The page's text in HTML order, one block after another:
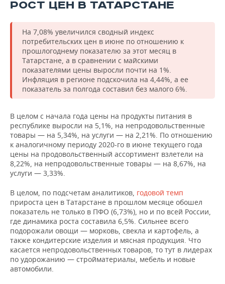
РОСТ ЦЕН В ТАТАРСТАНЕ
На 7,08% увеличился сводный индекс
потребительских цен в июне по отношению к
прошлогоднему показателю за этот месяц в
Татарстане, а в сравнении с майскими
показателями цены выросли почти на 1%.
Инфляция в регионе подскочила на 4,44%, а ее
показатель за полгода составил без малого 6%.
В целом с начала года цены на продукты питания в
республике выросли на 5,1%, на непродовольственные
товары — на 5,34%, на услуги — на 2,21%. По отношению
к аналогичному периоду 2020-го в июне текущего года
цены на продовольственный ассортимент взлетели на
8,22%, на непродовольственные товары — на 8,67%, на
услуги — 3,33%.
В целом, по подсчетам аналитиков, годовой темп
прироста цен в Татарстане в прошлом месяце обошел
показатель не только в ПФО (6,73%), но и по всей России,
где динамика роста составила 6,5%. Сильнее всего
подорожали овощи — морковь, свекла и картофель, а
также кондитерские изделия и мясная продукция. Что
касается непродовольственных товаров, то тут в лидерах
по удорожанию — стройматериалы, мебель и новые
автомобили.